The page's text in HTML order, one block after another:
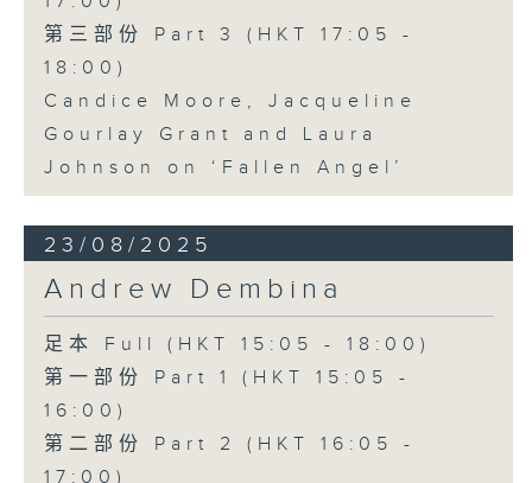
第三部份 Part 3 (HKT 17:05 -
18:00)
Candice Moore, Jacqueline
Gourlay Grant and Laura
Johnson on ‘Fallen Angel’
23/08/2025
Andrew Dembina
足本 Full (HKT 15:05 - 18:00)
第一部份 Part 1 (HKT 15:05 -
16:00)
第二部份 Part 2 (HKT 16:05 -
17:00)